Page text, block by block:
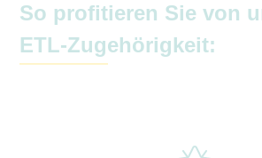
So profitieren Sie von
ETL-Zugehörigkeit: